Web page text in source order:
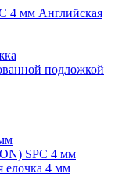
4 мм Английская
подложкой
SPC 4 мм
елочка 4 мм